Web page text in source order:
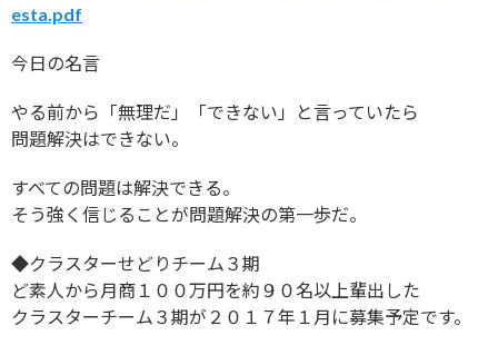
esta.pdf
今日の名言
やる前から「無理だ」「できない」と言っていたら
問題解決はできない。
すべての問題は解決できる。
そう強く信じることが問題解決の第一歩だ。
◆クラスターせどりチーム３期
ど素人から月商１００万円を約９０名以上輩出した
クラスターチーム３期が２０１７年１月に募集予定です。